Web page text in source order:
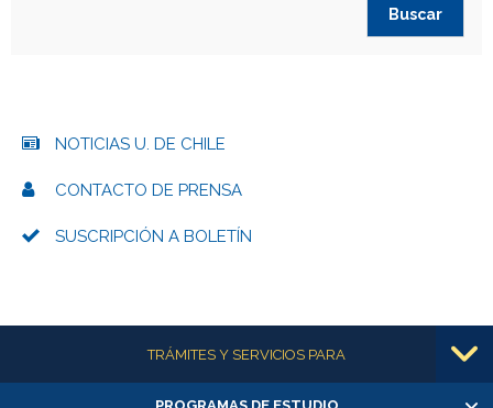
NOTICIAS U. DE CHILE
CONTACTO DE PRENSA
SUSCRIPCIÓN A BOLETÍN
Más informaciónTRÁMITES Y SERVICIOS PARA